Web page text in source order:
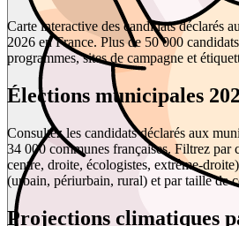
Carte interactive des candidats déclarés
2026 en France. Plus de 50 000
programmes, sites de campagne et
Élections municipales
Consultez les candidats déclarés aux
34 000 communes françaises. Filtrez par
centre, droite, écologistes, extrême-
(urbain, périurbain, rural) et par taille de
Projections climatiques